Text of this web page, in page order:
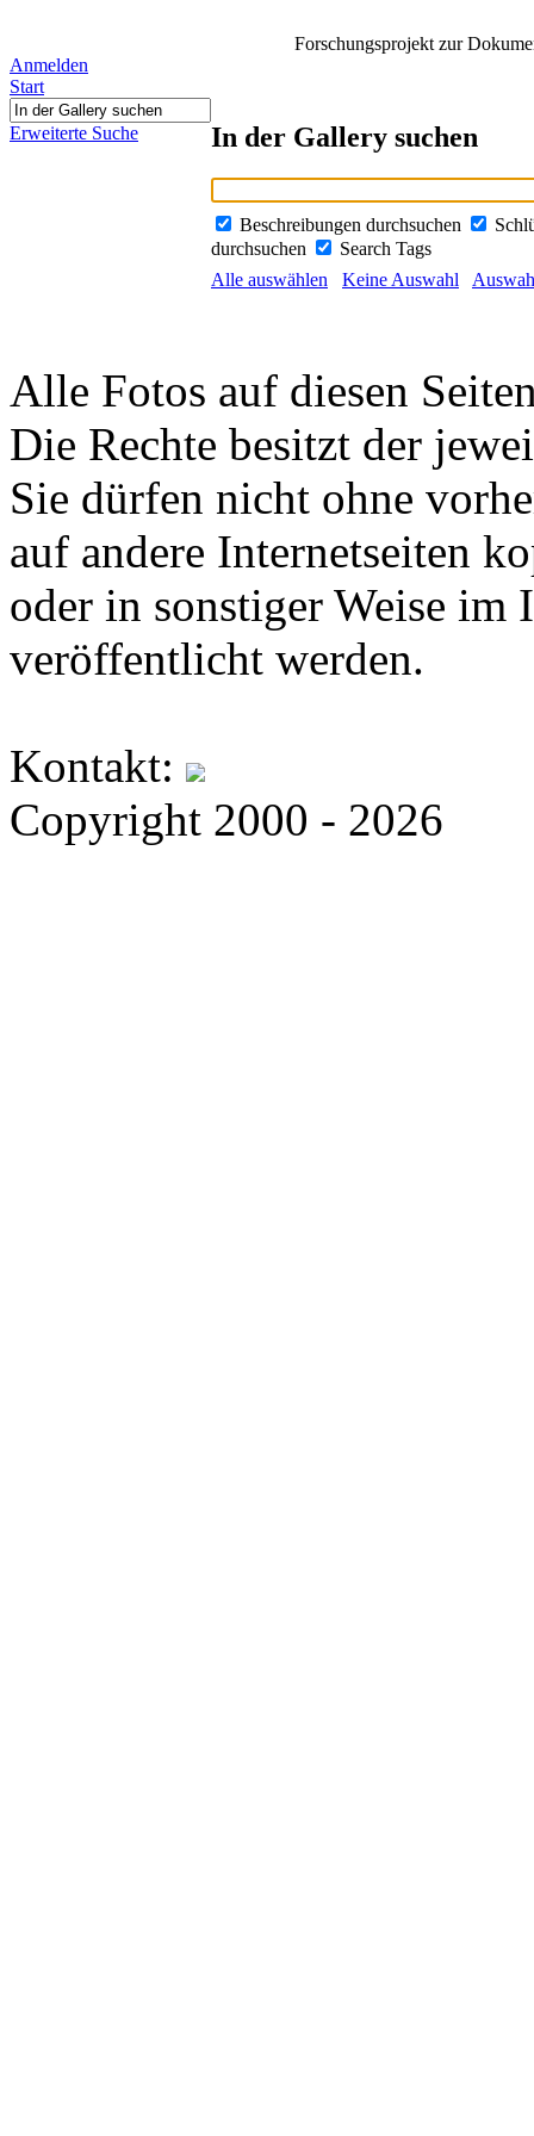
Forschungsprojekt zur
Anmelden
Start
Erweiterte Suche In der Gallery suchen
Beschreibungen durchsuchen
durchsuchen
Search Tags
Alle auswählen
Keine Auswahl
Alle Fotos auf diesen
Die Rechte besitzt der
Sie dürfen nicht ohne
auf andere Internetseiten
oder in sonstiger Weise im
veröffentlicht werden.
Kontakt:
Copyright 2000 - 2026